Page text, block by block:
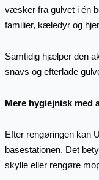
væsker fra gulvet i én
familier, kæledyr og
Samtidig hjælper den
snavs og efterlade
Mere hygiejnisk med
Efter rengøringen kan
basestationen. Det
skylle eller rengøre